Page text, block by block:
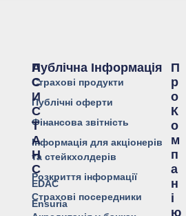
Публічна Інформація
Страхові продукти
Публічні оферти
Фінансова звітність
Інформація для акціонерів
та стейкхолдерів
Розкриття інформації
Страхові посередники
А
С
И
С
Т
А
Н
С
EDAC
Ensuria
П
Р
О
К
О
М
П
А
Н
І
Ю